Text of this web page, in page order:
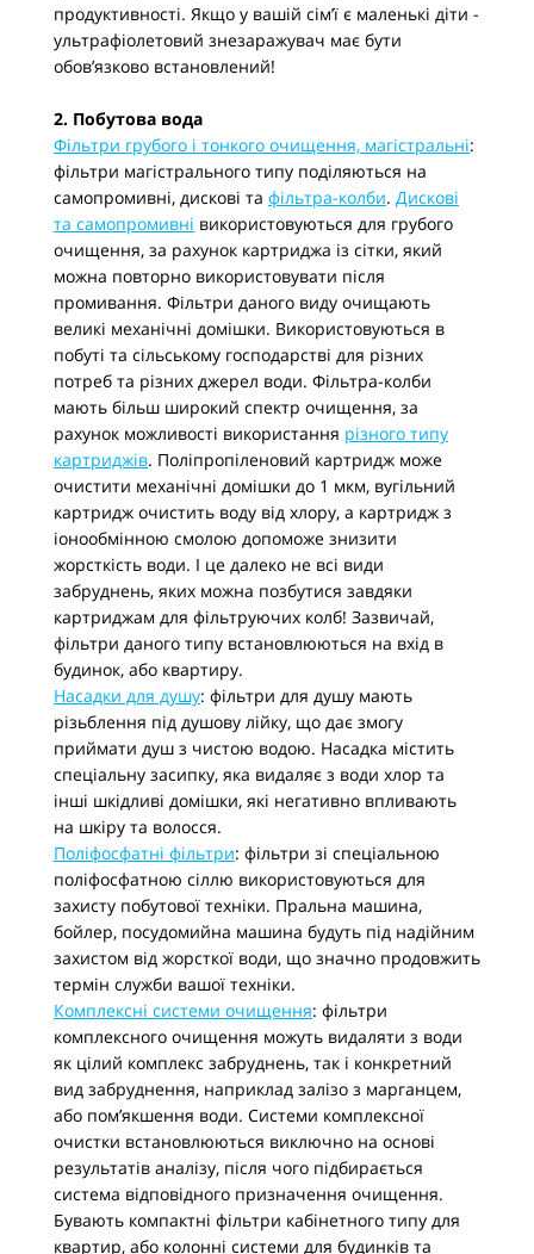
продуктивності. Якщо у вашій сім’ї є маленькі діти -
ультрафіолетовий знезаражувач має бути
обов’язково встановлений!
2. Побутова вода
Фільтри грубого і тонкого очищення, магістральні:
фільтри магістрального типу поділяються на
самопромивні, дискові та фільтра-колби. Дискові
та самопромивні використовуються для грубого
очищення, за рахунок картриджа із сітки, який
можна повторно використовувати після
промивання. Фільтри даного виду очищають
великі механічні домішки. Використовуються в
побуті та сільському господарстві для різних
потреб та різних джерел води. Фільтра-колби
мають більш широкий спектр очищення, за
рахунок можливості використання різного типу
картриджів. Поліпропіленовий картридж може
очистити механічні домішки до 1 мкм, вугільний
картридж очистить воду від хлору, а картридж з
іонообмінною смолою допоможе знизити
жорсткість води. І це далеко не всі види
забруднень, яких можна позбутися завдяки
картриджам для фільтруючих колб! Зазвичай,
фільтри даного типу встановлюються на вхід в
будинок, або квартиру.
Насадки для душу: фільтри для душу мають
різьблення під душову лійку, що дає змогу
приймати душ з чистою водою. Насадка містить
спеціальну засипку, яка видаляє з води хлор та
інші шкідливі домішки, які негативно впливають
на шкіру та волосся.
Поліфосфатні фільтри: фільтри зі спеціальною
поліфосфатною сіллю використовуються для
захисту побутової техніки. Пральна машина,
бойлер, посудомийна машина будуть під надійним
захистом від жорсткої води, що значно продовжить
термін служби вашої техніки.
Комплексні системи очищення: фільтри
комплексного очищення можуть видаляти з води
як цілий комплекс забруднень, так і конкретний
вид забруднення, наприклад залізо з марганцем,
або пом’якшення води. Системи комплексної
очистки встановлюються виключно на основі
результатів аналізу, після чого підбирається
система відповідного призначення очищення.
Бувають компактні фільтри кабінетного типу для
квартир, або колонні системи для будинків та